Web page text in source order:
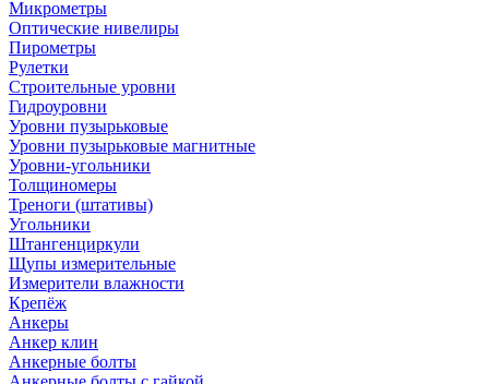
Микрометры
Оптические нивелиры
Пирометры
Рулетки
Строительные уровни
Гидроуровни
Уровни пузырьковые
Уровни пузырьковые магнитные
Уровни-угольники
Толщиномеры
Треноги (штативы)
Угольники
Штангенциркули
Щупы измерительные
Измерители влажности
Крепёж
Анкеры
Анкер клин
Анкерные болты